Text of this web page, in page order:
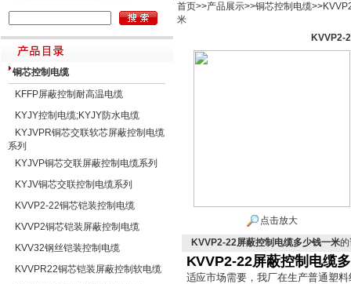
铜芯控制电缆
KFFP屏蔽控制耐高温电缆
KYJY控制电缆;KYJY防水电缆
KYJVPR铜芯交联软芯屏蔽控制电缆
系列
KYJVP铜芯交联屏蔽控制电缆系列
KYJV铜芯交联控制电缆系列
KVVP2-22铜芯铠装控制电缆
KVVP2铜芯铠装屏蔽控制电缆
KVV32钢丝铠装控制电缆
KVVPR22铜芯铠装屏蔽控制软电缆
首页>>产品展示>>铜芯控制电缆>>
米
KVVP2-
点击放大
KVVP2-22屏蔽控制电缆多少钱一米
KVVP2-22屏蔽控制电缆
适应市场需要，我厂在生产普通塑